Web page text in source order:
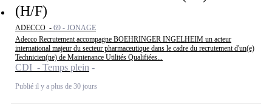
(H/F)
ADECCO - 69 - JONAGE
Adecco Recrutement accompagne BOEHRINGER INGELHEIM un acteur
international majeur du secteur pharmaceutique dans le cadre du recrutement d'un(e)
Technicien(ne) de Maintenance Utilités Qualifiées...
CDI - Temps plein
Publié il y a plus de 30 jours